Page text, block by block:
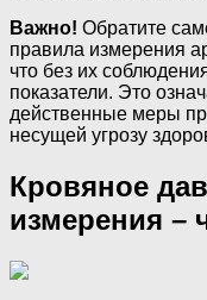
Важно! Обратите
правила измерения
что без их
показатели. Это
действенные меры
несущей угрозу
Кровяное
измерения –